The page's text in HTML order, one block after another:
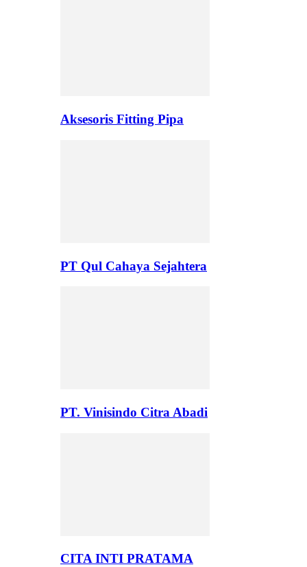
Aksesoris Fitting Pipa
PT Qul Cahaya Sejahtera
PT. Vinisindo Citra Abadi
CITA INTI PRATAMA